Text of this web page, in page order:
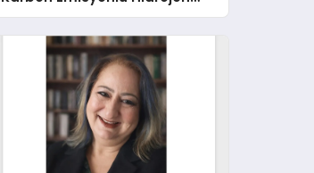
Isıtma Teknolojisinde ISO ve
TSSA Düzenleyici Onaylarını